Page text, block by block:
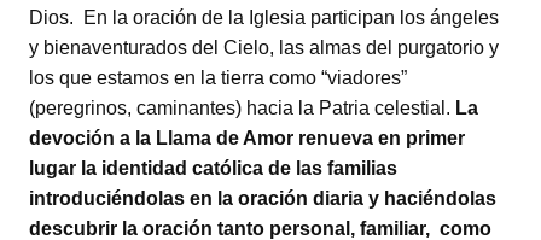
Dios. En la oración de la Iglesia participan los ángeles
y bienaventurados del Cielo, las almas del purgatorio y
los que estamos en la tierra como “viadores”
(peregrinos, caminantes) hacia la Patria celestial. La
devoción a la Llama de Amor renueva en primer
lugar la identidad católica de las familias
introduciéndolas en la oración diaria y haciéndolas
descubrir la oración tanto personal, familiar, como